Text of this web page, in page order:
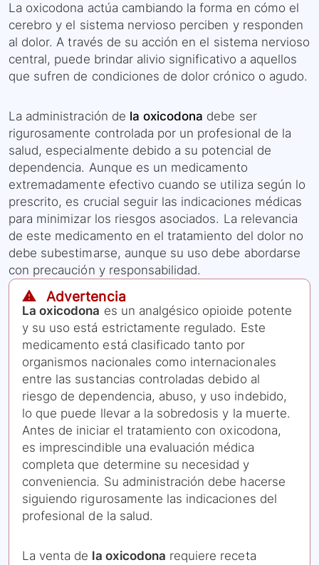
La oxicodona actúa cambiando la forma en cómo el
cerebro y el sistema nervioso perciben y responden
al dolor. A través de su acción en el sistema nervioso
central, puede brindar alivio significativo a aquellos
que sufren de condiciones de dolor crónico o agudo.
La administración de la oxicodona debe ser
rigurosamente controlada por un profesional de la
salud, especialmente debido a su potencial de
dependencia. Aunque es un medicamento
extremadamente efectivo cuando se utiliza según lo
prescrito, es crucial seguir las indicaciones médicas
para minimizar los riesgos asociados. La relevancia
de este medicamento en el tratamiento del dolor no
debe subestimarse, aunque su uso debe abordarse
con precaución y responsabilidad.
⚠️ Advertencia
La oxicodona es un analgésico opioide potente
y su uso está estrictamente regulado. Este
medicamento está clasificado tanto por
organismos nacionales como internacionales
entre las sustancias controladas debido al
riesgo de dependencia, abuso, y uso indebido,
lo que puede llevar a la sobredosis y la muerte.
Antes de iniciar el tratamiento con oxicodona,
es imprescindible una evaluación médica
completa que determine su necesidad y
conveniencia. Su administración debe hacerse
siguiendo rigurosamente las indicaciones del
profesional de la salud.
La venta de la oxicodona requiere receta